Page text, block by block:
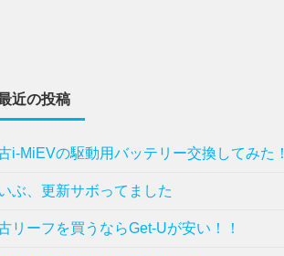
近の投稿
i-MiEVの駆動用バッテリー交換してみた！
ぶ、更新サボってました
リーフを買うならGet-Uが安い！！